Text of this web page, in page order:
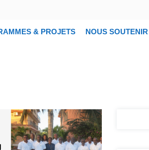
& PROJETS NOUS SOUTENIR